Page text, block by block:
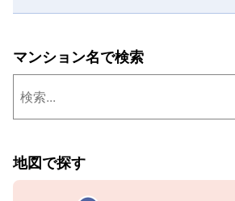
マンション名で検索
地図で探す